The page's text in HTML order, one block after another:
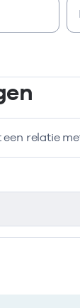
relatie
relatie met